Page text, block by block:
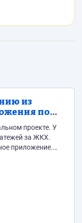
из
под
проекте. У
за ЖКХ.
приложение.
как
Покажет
при